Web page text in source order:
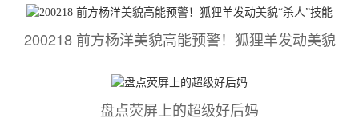
200218 前方杨洋美貌高能预警！狐狸羊发动美貌
盘点荧屏上的超级好后妈